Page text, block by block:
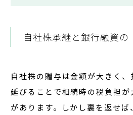
自社株承継と銀行融資の
自社株の贈与は金額が大きく
延びることで相続時の税負担
があります。しかし裏を返せ